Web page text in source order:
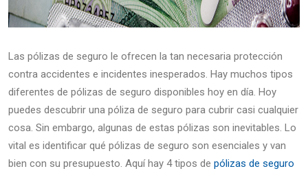
Las pólizas de seguro le ofrecen la tan necesaria protección
contra accidentes e incidentes inesperados. Hay muchos tipos
diferentes de pólizas de seguro disponibles hoy en día. Hoy
puedes descubrir una póliza de seguro para cubrir casi cualquier
cosa. Sin embargo, algunas de estas pólizas son inevitables. Lo
vital es identificar qué pólizas de seguro son esenciales y van
bien con su presupuesto. Aquí hay 4 tipos de pólizas de seguro